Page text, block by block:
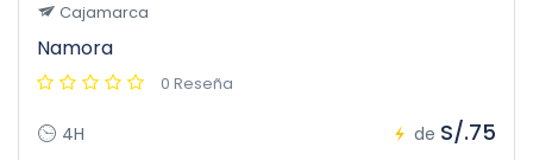
Cajamarca
Namora
0 Reseña
4H de S/.75